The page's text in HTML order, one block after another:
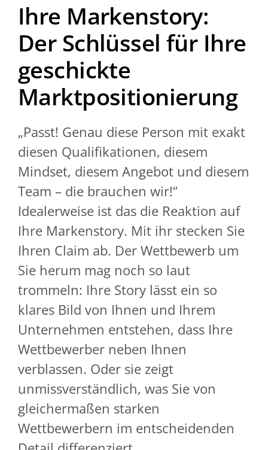
Ihre Markenstory:
Der Schlüssel für Ihre
geschickte
Marktpositionierung
„Passt! Genau diese Person mit exakt
diesen Qualifikationen, diesem
Mindset, diesem Angebot und diesem
Team – die brauchen wir!“
Idealerweise ist das die Reaktion auf
Ihre Markenstory. Mit ihr stecken Sie
Ihren Claim ab. Der Wettbewerb um
Sie herum mag noch so laut
trommeln: Ihre Story lässt ein so
klares Bild von Ihnen und Ihrem
Unternehmen entstehen, dass Ihre
Wettbewerber neben Ihnen
verblassen. Oder sie zeigt
unmissverständlich, was Sie von
gleichermaßen starken
Wettbewerbern im entscheidenden